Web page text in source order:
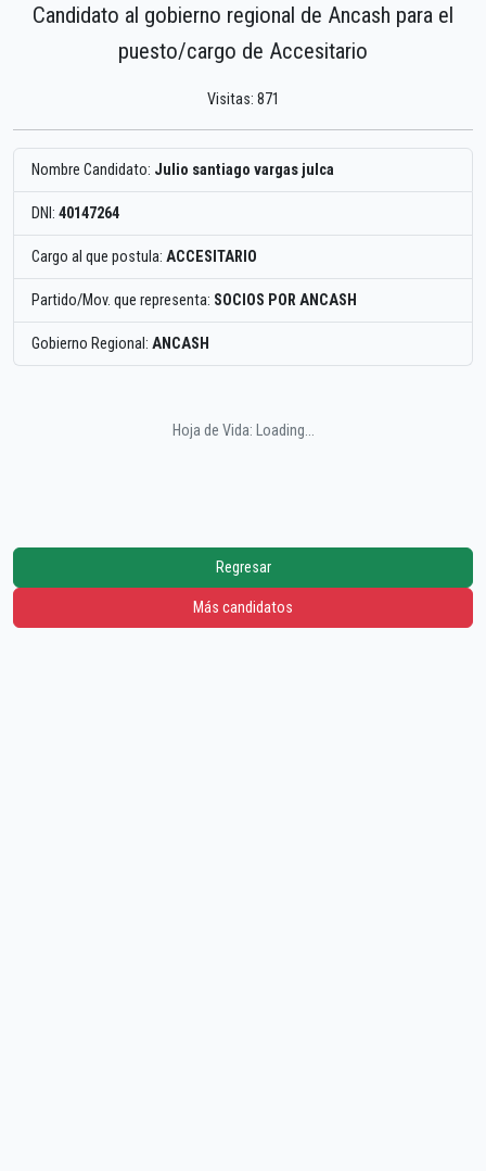
Candidato al gobierno regional de Ancash para el
puesto/cargo de Accesitario
Visitas: 871
Nombre Candidato: Julio santiago vargas julca
DNI: 40147264
Cargo al que postula: ACCESITARIO
Partido/Mov. que representa: SOCIOS POR ANCASH
Gobierno Regional: ANCASH
Hoja de Vida: Loading...
Regresar
Más candidatos